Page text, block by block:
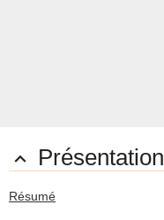
 Présentation
Résumé